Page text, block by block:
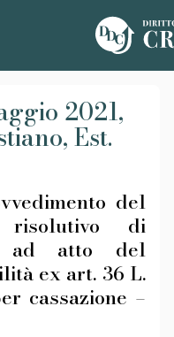
2021,
Est.
del
risolutivo di
ad atto del
ex art. 36 L.
cassazione –